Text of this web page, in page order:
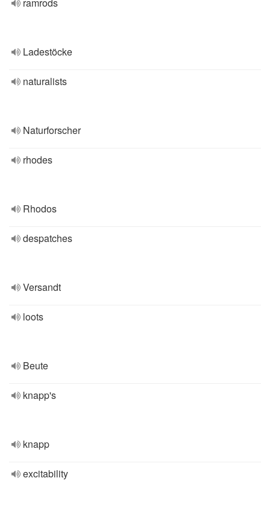
Ladestöcke
naturalists
Naturforscher
rhodes
Rhodos
despatches
Versandt
loots
Beute
knapp's
knapp
excitability